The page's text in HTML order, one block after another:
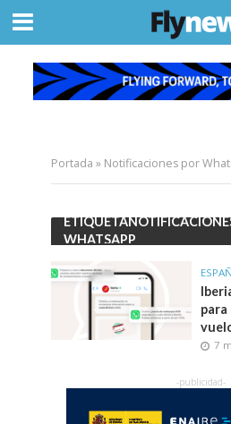
Portada » Notificaciones por
WHATSAPP
para
7